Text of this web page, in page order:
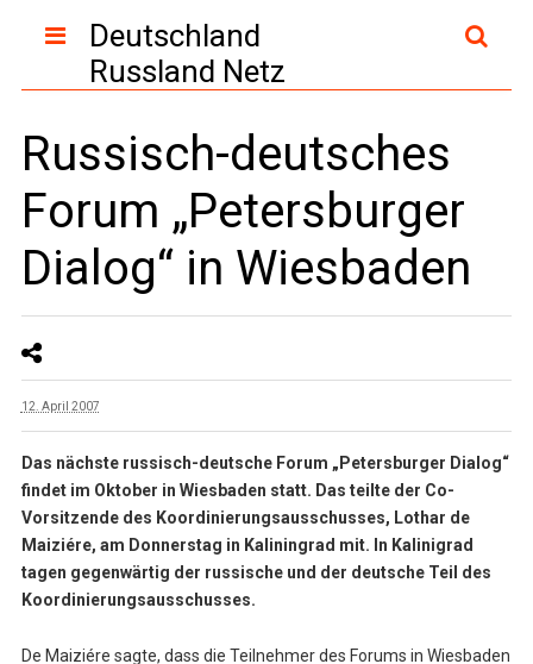
Deutschland
Russland Netz
Russisch-deutsches
Forum „Petersburger
Dialog“ in Wiesbaden
12. April 2007
Das nächste russisch-deutsche Forum „Petersburger Dialog“
findet im Oktober in Wiesbaden statt. Das teilte der Co-
Vorsitzende des Koordinierungsausschusses, Lothar de
Maiziére, am Donnerstag in Kaliningrad mit. In Kalinigrad
tagen gegenwärtig der russische und der deutsche Teil des
Koordinierungsausschusses.
De Maiziére sagte, dass die Teilnehmer des Forums in Wiesbaden